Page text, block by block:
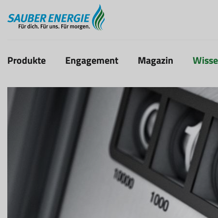
Produkte Engagement Magazin